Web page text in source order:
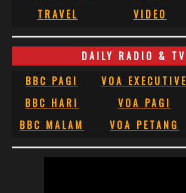
TRAVEL
VIDEO
DAILY RADIO & TV
BBC PAGI
VOA EXECUTIVE
BBC HARI
VOA PAGI
BBC MALAM
VOA PETANG